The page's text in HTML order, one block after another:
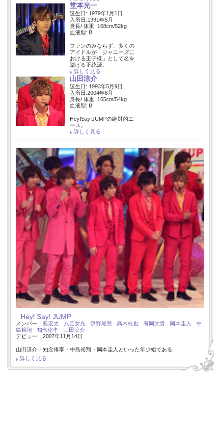
堂本光一
誕生日: 1979年1月1日
入所日:1991年5月
身長/ 体重: 168cm/52kg
血液型: B
ファンのみならず、多くの
アイドルが「ジャニーズに
おける王子様」として名を
挙げる正統派。
詳しく見る
山田涼介
誕生日: 1993年5月9日
入所日:2004年8月
身長/ 体重: 165cm/54kg
血液型: B
Hey!Say!JUMPの絶対的エ
ース。
詳しく見る
Hey! Say! JUMP
メンバー： 薮宏太 八乙女光 伊野尾慧 高木雄也 有岡大貴 岡本圭人
中
島裕翔
知念侑李
山田涼介
デビュー：2007年11月14日
山田涼介・知念侑李・中島裕翔・岡本圭人といった年少組である…
詳しく見る